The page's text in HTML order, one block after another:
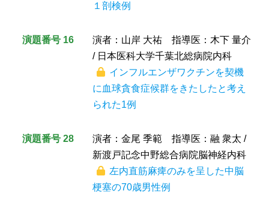
１剖検例
演題番号 16
演者：山岸 大祐 指導医：木下 量介
/ 日本医科大学千葉北総病院内科
インフルエンザワクチンを契機
に血球貪食症候群をきたしたと考え
られた1例
演題番号 28
演者：金尾 季範 指導医：融 衆太 /
新渡戸記念中野総合病院脳神経内科
左内直筋麻痺のみを呈した中脳
梗塞の70歳男性例